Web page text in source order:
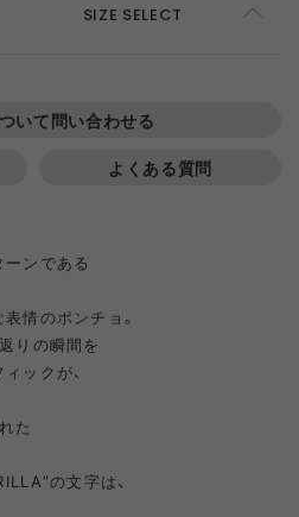
SIZE SELECT
いて問い合わせる
よくある質問
ンである
情のポンチョ。
りの瞬間を
ックが、
た
の文字は、